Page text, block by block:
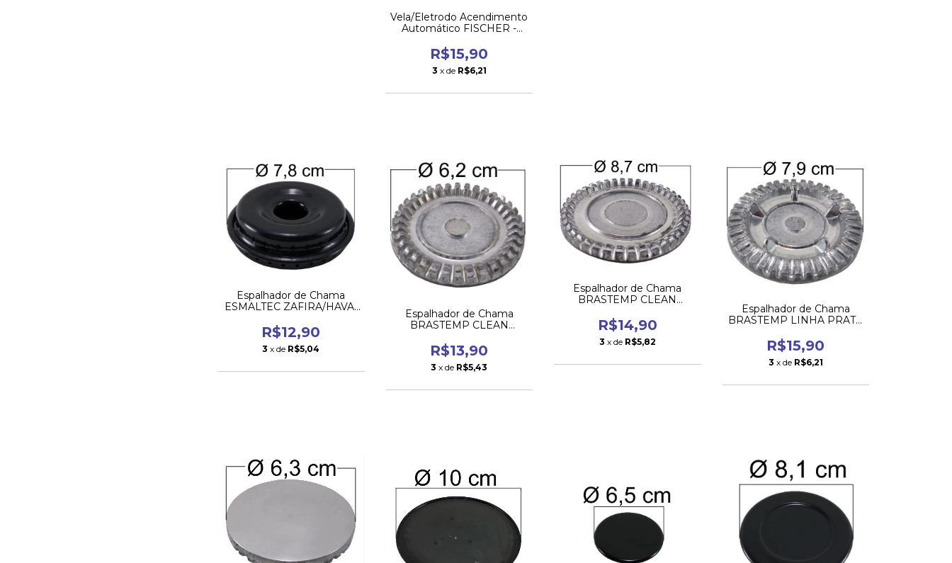
Vela/Eletrodo Acendimento
Automático FISCHER -
R$15,90
3 x de R$6,21
Espalhador de Chama
ESMALTEC ZAFIRA/HAVAI
R$12,90
3 x de R$5,04
Espalhador de Chama
BRASTEMP CLEAN
R$13,90
3 x de R$5,43
Espalhador de Chama
BRASTEMP CLEAN
R$14,90
3 x de R$5,82
Espalhador de Chama
BRASTEMP LINHA PRATA
R$15,90
3 x de R$6,21